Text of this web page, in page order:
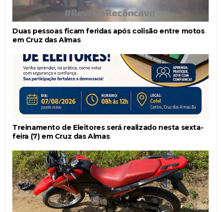
Duas pessoas ficam feridas após colisão entre motos
em Cruz das Almas
Treinamento de Eleitores será realizado nesta sexta-
feira (7) em Cruz das Almas